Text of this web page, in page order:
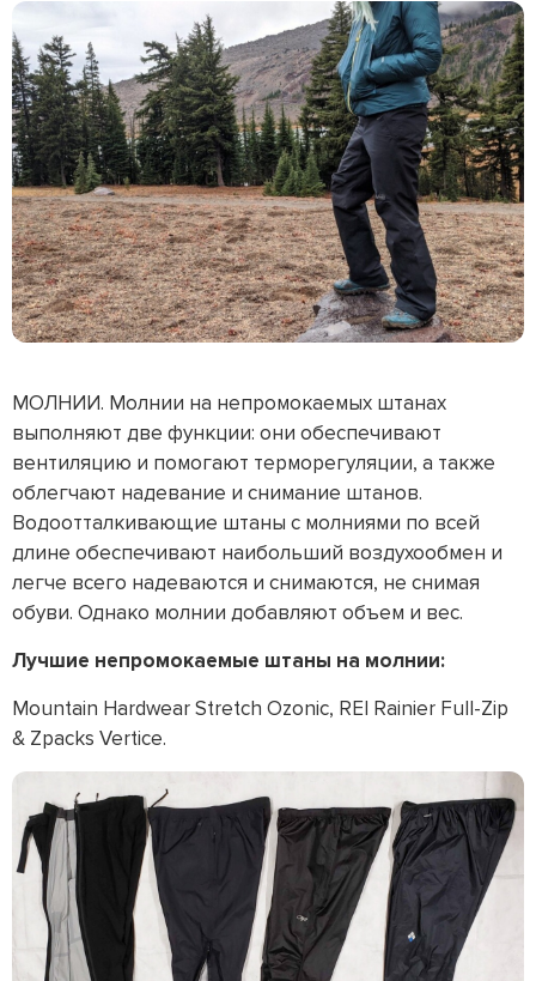
МОЛНИИ. Молнии на непромокаемых штанах
выполняют две функции: они обеспечивают
вентиляцию и помогают терморегуляции, а также
облегчают надевание и снимание штанов.
Водоотталкивающие штаны с молниями по всей
длине обеспечивают наибольший воздухообмен и
легче всего надеваются и снимаются, не снимая
обуви. Однако молнии добавляют объем и вес.
Лучшие непромокаемые штаны на молнии:
Mountain Hardwear Stretch Ozonic, REI Rainier Full-Zip
& Zpacks Vertice.